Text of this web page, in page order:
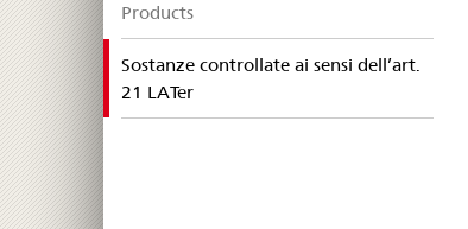
Products
Sostanze controllate ai sensi dell’art.
21 LATerselected